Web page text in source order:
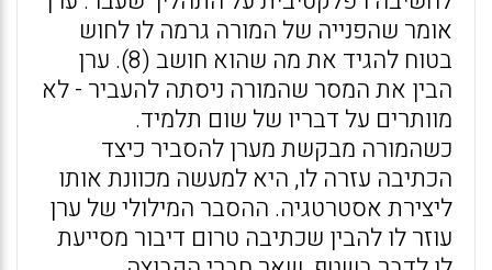
אומר שהפנייה של המורה גרמה לו לחוש
בטוח להגיד את מה שהוא חושב (8). ערן
הבין את המסר שהמורה ניסתה להעביר - לא
מוותרים על דבריו של שום תלמיד.
כשהמורה מבקשת מערן להסביר כיצד
הכתיבה עזרה לו, היא למעשה מכוונת אותו
ליצירת אסטרטגיה. ההסבר המילולי של ערן
עוזר לו להבין שכתיבה טרום דיבור מסייעת